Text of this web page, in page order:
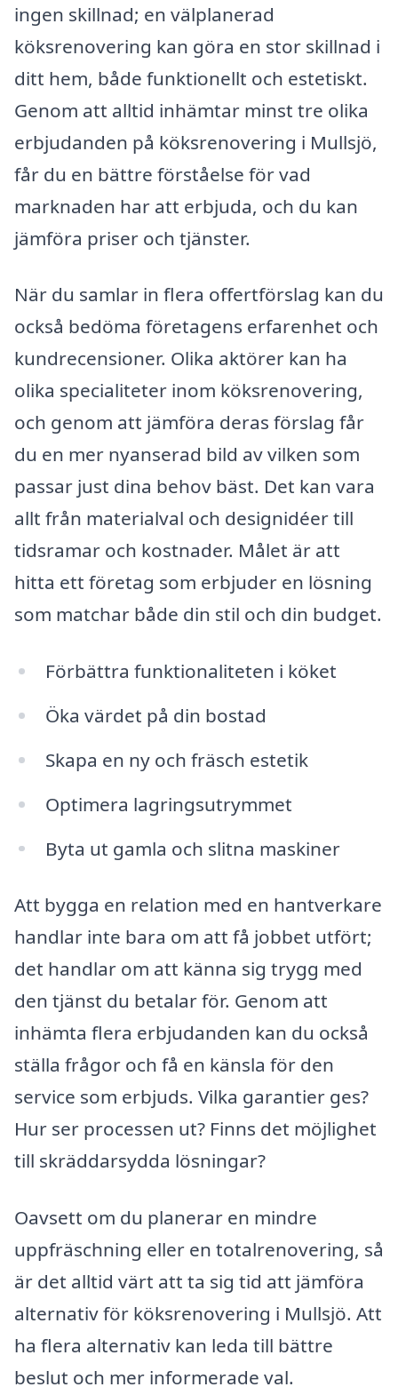
ingen skillnad; en välplanerad
köksrenovering kan göra en stor skillnad i
ditt hem, både funktionellt och estetiskt.
Genom att alltid inhämtar minst tre olika
erbjudanden på köksrenovering i Mullsjö,
får du en bättre förståelse för vad
marknaden har att erbjuda, och du kan
jämföra priser och tjänster.
När du samlar in flera offertförslag kan du
också bedöma företagens erfarenhet och
kundrecensioner. Olika aktörer kan ha
olika specialiteter inom köksrenovering,
och genom att jämföra deras förslag får
du en mer nyanserad bild av vilken som
passar just dina behov bäst. Det kan vara
allt från materialval och designidéer till
tidsramar och kostnader. Målet är att
hitta ett företag som erbjuder en lösning
som matchar både din stil och din budget.
Förbättra funktionaliteten i köket
Öka värdet på din bostad
Skapa en ny och fräsch estetik
Optimera lagringsutrymmet
Byta ut gamla och slitna maskiner
Att bygga en relation med en hantverkare
handlar inte bara om att få jobbet utfört;
det handlar om att känna sig trygg med
den tjänst du betalar för. Genom att
inhämta flera erbjudanden kan du också
ställa frågor och få en känsla för den
service som erbjuds. Vilka garantier ges?
Hur ser processen ut? Finns det möjlighet
till skräddarsydda lösningar?
Oavsett om du planerar en mindre
uppfräschning eller en totalrenovering, så
är det alltid värt att ta sig tid att jämföra
alternativ för köksrenovering i Mullsjö. Att
ha flera alternativ kan leda till bättre
beslut och mer informerade val.